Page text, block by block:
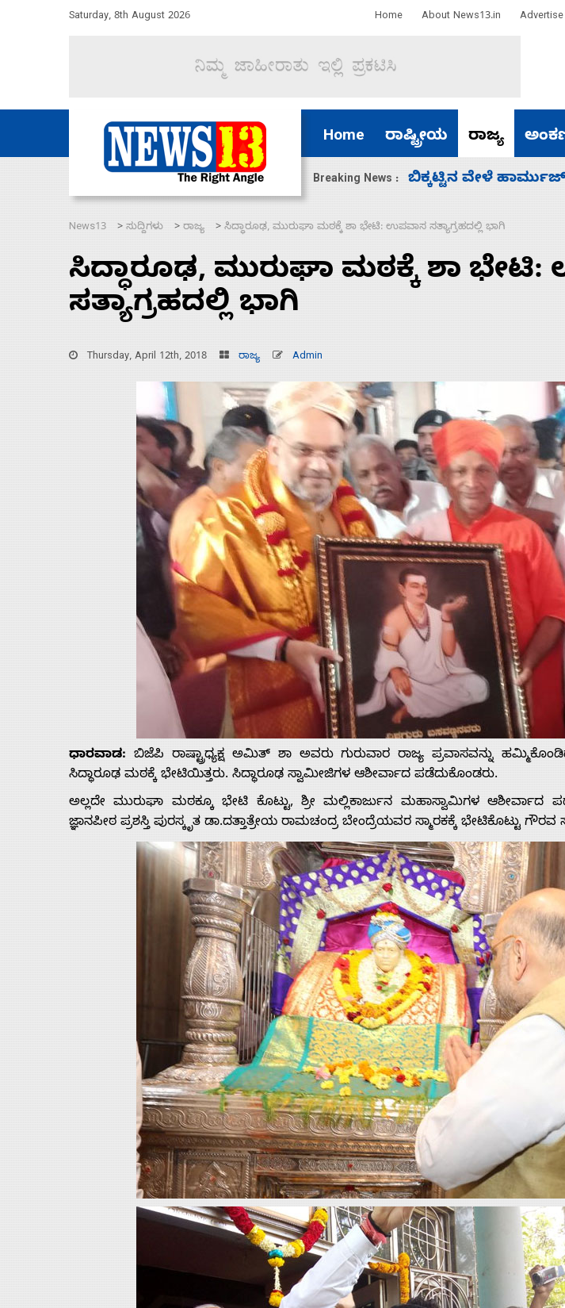
Saturday, 8th August 2026 Home About News13.in
Home ರಾಷ್ಟ್ರೀಯ ರಾಜ್ಯ
Breaking News :
ಮೂಲಕ 60 ಹಡಗುಗಳನ್ನು ಸುರಕ್ಷಿತವಾಗಿ ಸಾಗಿಸಿದೆ ಭಾರತ ನಾಗೇಂದ್ರ ರಾಜೀನಾಮೆ
Home
About
News13 > ಸುದ್ದಿಗಳು > ರಾಜ್ಯ > ಸಿದ್ಧಾರೂಢ, ಮುರುಘಾ ಮಠಕ್ಕೆ ಶಾ ಭೇಟಿ: ಉಪವಾಸ ಸತ್ಯಾಗ್ರಹದಲ್ಲಿ ಭಾಗಿ
ಸಿದ್ಧಾರೂಢ, ಮುರುಘಾ ಮಠಕ್ಕೆ ಶಾ
ಸತ್ಯಾಗ್ರಹದಲ್ಲಿ ಭಾಗಿ
Thursday, April 12th, 2018 ರಾಜ್ಯ Admin
ಧಾರವಾಡ: ಬಿಜೆಪಿ ರಾಷ್ಟ್ರಾಧ್ಯಕ್ಷ ಅಮಿತ್ ಶಾ ಅವರು ಗುರುವಾರ ರಾಜ್ಯ ಪ್ರವಾಸವನ್ನು
ಸಿದ್ಧಾರೂಢ ಮಠಕ್ಕೆ ಭೇಟಿಯಿತ್ತರು. ಸಿದ್ಧಾರೂಢ ಸ್ವಾಮೀಜಿಗಳ ಆಶೀರ್ವಾದ ಪಡೆದುಕೊಂಡರು.
ಅಲ್ಲದೇ ಮುರುಘಾ ಮಠಕ್ಕೂ ಭೇಟಿ ಕೊಟ್ಟು, ಶ್ರೀ ಮಲ್ಲಿಕಾರ್ಜುನ ಮಹಾಸ್ವಾಮಿಗಳ ಆಶೀರ್ವಾದ
ಜ್ಞಾನಪೀಠ ಪ್ರಶಸ್ತಿ ಪುರಸ್ಕೃತ ಡಾ.ದತ್ತಾತ್ರೇಯ ರಾಮಚಂದ್ರ ಬೇಂದ್ರೆಯವರ ಸ್ಮಾರಕಕ್ಕೆ ಭೇಟಿಕೊಟ್ಟು ಗೌರವ